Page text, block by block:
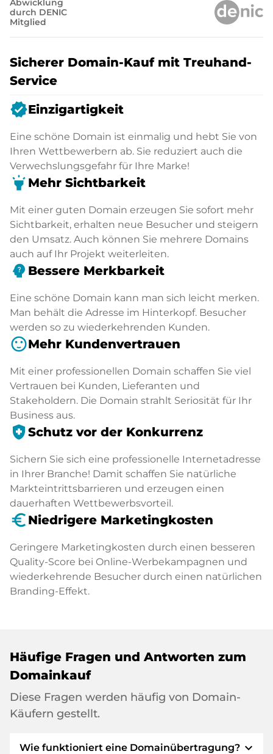
Abwicklung
durch DENIC
Mitglied
Sicherer Domain-Kauf mit Treuhand-
Service
verifiedEinzigartigkeit
Eine schöne Domain ist einmalig und hebt Sie von
Ihren Wettbewerbern ab. Sie reduziert auch die
Verwechslungsgefahr für Ihre Marke!
highlight Mehr Sichtbarkeit
Mit einer guten Domain erzeugen Sie sofort mehr
Sichtbarkeit, erhalten neue Besucher und steigern
den Umsatz. Auch können Sie mehrere Domains
auch auf Ihr Projekt weiterleiten.
psychology_alt Bessere Merkbarkeit
Eine schöne Domain kann man sich leicht merken.
Man behält die Adresse im Hinterkopf. Besucher
werden so zu wiederkehrenden Kunden.
sentiment_satisfiedMehr Kundenvertrauen
Mit einer professionellen Domain schaffen Sie viel
Vertrauen bei Kunden, Lieferanten und
Stakeholdern. Die Domain strahlt Seriosität für Ihr
Business aus.
health_and_safety Schutz vor der Konkurrenz
Sichern Sie sich eine professionelle Internetadresse
in Ihrer Branche! Damit schaffen Sie natürliche
Markteintrittsbarrieren und erzeugen einen
dauerhaften Wettbewerbsvorteil.
euro_symbol Niedrigere Marketingkosten
Geringere Marketingkosten durch einen besseren
Quality-Score bei Online-Werbekampagnen und
wiederkehrende Besucher durch einen natürlichen
Branding-Effekt.
Häufige Fragen und Antworten zum
Domainkauf
Diese Fragen werden häufig von Domain-
Käufern gestellt.
Wie funktioniert eine Domainübertragung? expand_more